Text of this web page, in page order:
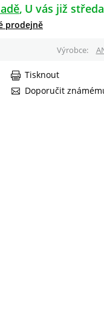
U vás již
prodejně
Výrobce
Doporučit
Tisknout